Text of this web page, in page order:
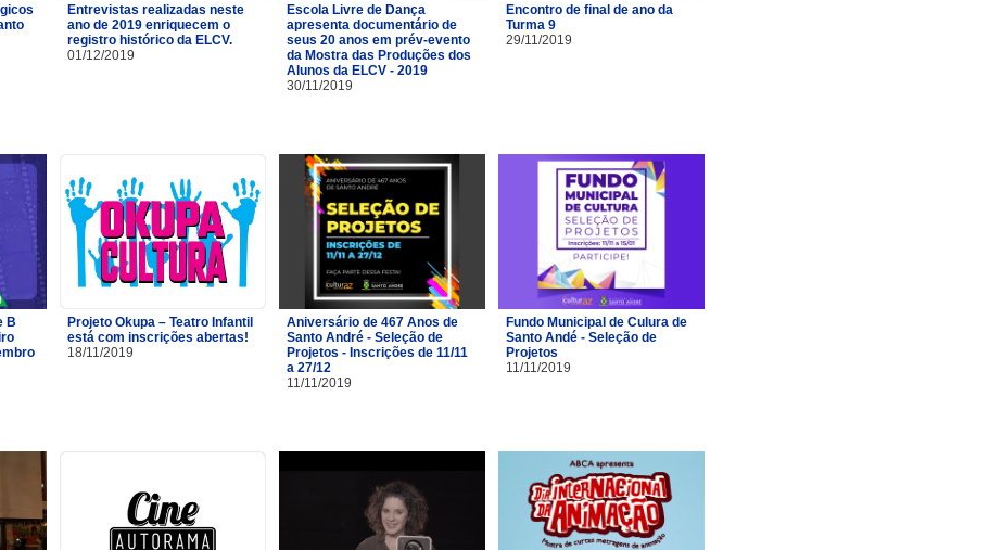
Entrevistas realizadas neste
ano de 2019 enriquecem o
registro histórico da ELCV.
01/12/2019
Escola Livre de Dança
apresenta documentário de
seus 20 anos em prév-evento
da Mostra das Produções dos
Alunos da ELCV - 2019
30/11/2019
Encontro de final de ano da
Turma 9
29/11/2019
B
Projeto Okupa – Teatro Infantil
está com inscrições abertas!
18/11/2019
Aniversário de 467 Anos de
Santo André - Seleção de
Projetos - Inscrições de 11/11
a 27/12
11/11/2019
Fundo Municipal de Culura de
Santo Andé - Seleção de
Projetos
11/11/2019